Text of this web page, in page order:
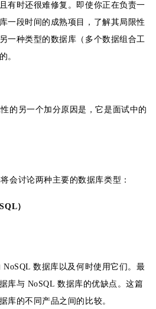
有时还很难修复。即使你正在负责一
一段时间的成熟项目，了解其局限性
一种类型的数据库（多个数据组合工
。
的另一个加分原因是，它是面试中的
会讨论两种主要的数据库类型：
）
数据库以及何时使用它们。最
库与 NoSQL 数据库的优缺点。这篇
库的不同产品之间的比较。